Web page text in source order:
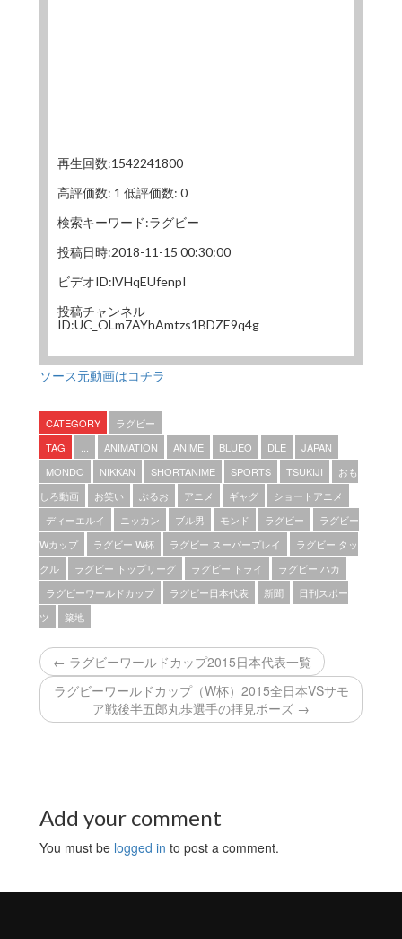
再生回数:1542241800
高評価数: 1 低評価数: 0
検索キーワード:ラグビー
投稿日時:2018-11-15 00:30:00
ビデオID:lVHqEUfenpI
投稿チャンネル
ID:UC_OLm7AYhAmtzs1BDZE9q4g
ソース元動画はコチラ
CATEGORY
ラグビー
TAG
ANIMATION ANIME BLUEO DLE
JAPAN
MONDO
NIKKAN SHORTANIME SPORTS TSUKIJI
おも
しろ動画
お笑い ぶるお アニメ ギャグ
ショートアニメ
ディーエルイ
ニッカン ブル男 モンド ラグビー
ラグビー
Wカップ
ラグビー W杯 ラグビー スーパープレイ
ラグビー タッ
クル
ラグビー トップリーグ ラグビー トライ
ラグビー ハカ
ラグビーワールドカップ
ラグビー日本代表 新聞
日刊スポー
ツ
築地
← ラグビーワールドカップ2015日本代表一覧
ラグビーワールドカップ（W杯）2015全日本VSサモ
ア戦後半五郎丸歩選手の拝見ポーズ →
Add your comment
You must be logged in to post a comment.